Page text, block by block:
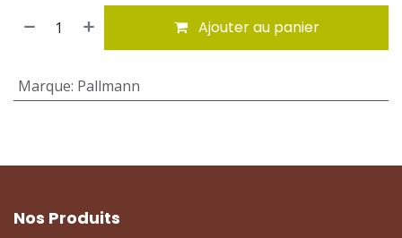
Ajouter au panier
Marque: Pallmann
Nos Produits